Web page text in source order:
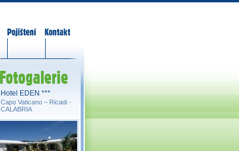
Hotel EDEN ***
Capo Vaticano – Ricadi -
CALABRIA